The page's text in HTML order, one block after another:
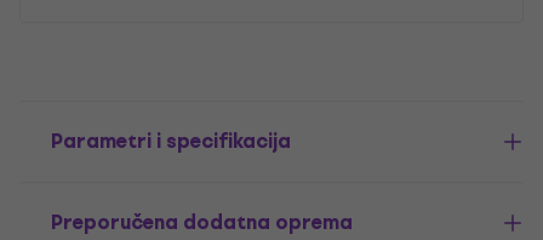
Parametri i specifikacija
Preporučena dodatna oprema